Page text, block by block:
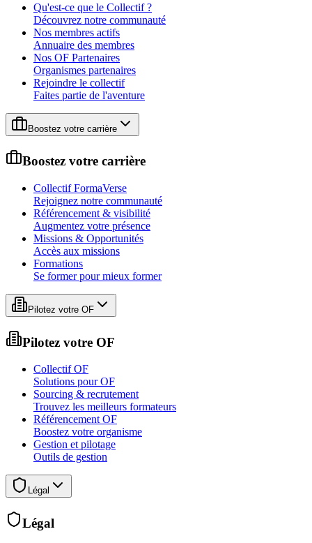
Qu'est-ce que le Collectif ?
Découvrez notre communauté
Nos membres actifs
Annuaire des membres
Nos OF Partenaires
Organismes partenaires
Rejoindre le collectif
Faites partie de l'aventure
Boostez votre carrière
Boostez votre carrière
Collectif FormaVerse
Rejoignez notre communauté
Référencement & visibilité
Augmentez votre présence
Missions & Opportunités
Accès aux missions
Formations
Se former pour mieux former
Pilotez votre OF
Pilotez votre OF
Collectif OF
Solutions pour OF
Sourcing & recrutement
Trouvez les meilleurs formateurs
Référencement OF
Boostez votre organisme
Gestion et pilotage
Outils de gestion
Légal
Légal